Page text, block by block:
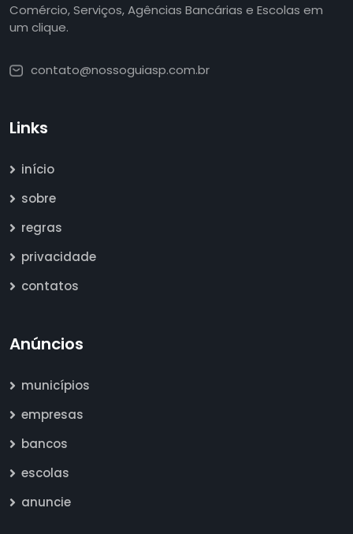
Comércio, Serviços, Agências Bancárias e Escolas em
um clique.
contato@nossoguiasp.com.br
Links
início
sobre
regras
privacidade
contatos
Anúncios
municípios
empresas
bancos
escolas
anuncie